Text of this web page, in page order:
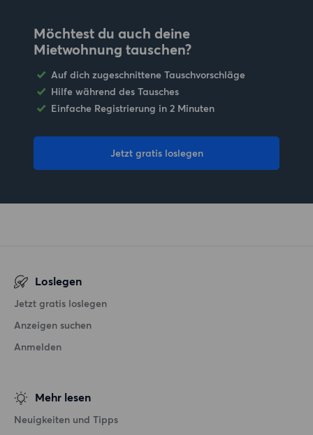
Möchtest du auch deine
Mietwohnung tauschen?
Auf dich zugeschnittene Tauschvorschläge
Hilfe während des Tausches
Einfache Registrierung in 2 Minuten
Jetzt gratis loslegen
Loslegen
Jetzt gratis loslegen
Anzeigen suchen
Anmelden
Mehr lesen
Neuigkeiten und Tipps